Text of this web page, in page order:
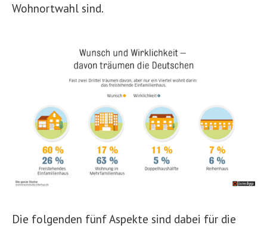
Wohnortwahl sind.
Die folgenden fünf Aspekte sind dabei für die